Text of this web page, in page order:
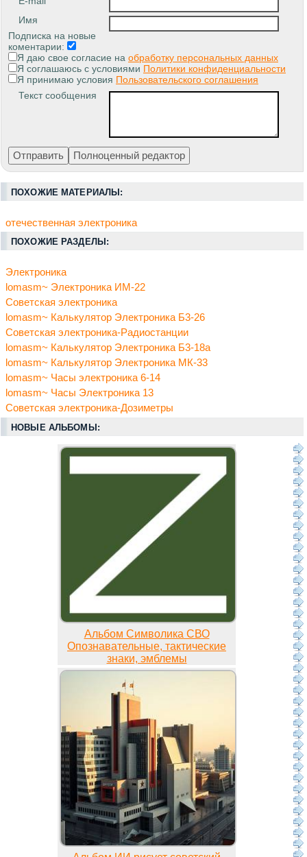
Имя
Подписка на новые
коментарии:
Я даю свое согласие на обработку персональных данных
Я соглашаюсь с условиями Политики конфиденциальности
Я принимаю условия Пользовательского соглашения
Текст сообщения
ПОХОЖИЕ МАТЕРИАЛЫ:
отечественная электроника
ПОХОЖИЕ РАЗДЕЛЫ:
Электроника
lomasm~ Электроника ИМ-22
Советская электроника
lomasm~ Калькулятор Электроника Б3-26
Советская электроника-Радиостанции
lomasm~ Калькулятор Электроника Б3-18а
lomasm~ Калькулятор Электроника МК-33
lomasm~ Часы электроника 6-14
lomasm~ Часы Электроника 13
Советская электроника-Дозиметры
НОВЫЕ АЛЬБОМЫ:
Альбом Символика СВО
Опознавательные, тактические
знаки, эмблемы